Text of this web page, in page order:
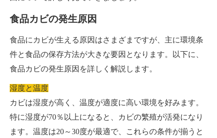
食品カビの発生原因
食品にカビが生える原因はさまざまですが、主に環境条
件と食品の保存方法が大きな要因となります。以下に、
食品カビの発生原因を詳しく解説します。
湿度と温度
カビは湿度が高く、温度が適度に高い環境を好みます。
特に湿度が70％以上になると、カビの繁殖が活発になり
ます。温度は20～30度が最適で、これらの条件が揃うと